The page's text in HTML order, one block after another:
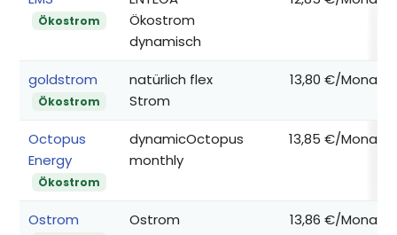
Ökostrom
Ökostrom
dynamisch
goldstrom
Ökostrom
natürlich flex
Strom
13,80 €/Monat
Octopus
Energy
Ökostrom
dynamicOctopus
monthly
13,85 €/Monat
Ostrom
Ostrom
13,86 €/Monat